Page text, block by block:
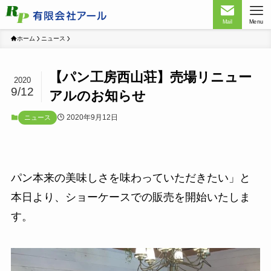
Mail Menu
ホーム ニュース
【パン工房西山荘】売場リニュー
アルのお知らせ
2020
9/12
ニュース 2020年9月12日
パン本来の美味しさを味わっていただきたい」と
本日より、ショーケースでの販売を開始いたしま
す。